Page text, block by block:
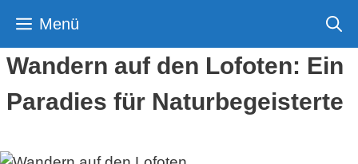
Inhalt
springen
Menü
Wandern auf den Lofoten: Ein
Paradies für Naturbegeisterte